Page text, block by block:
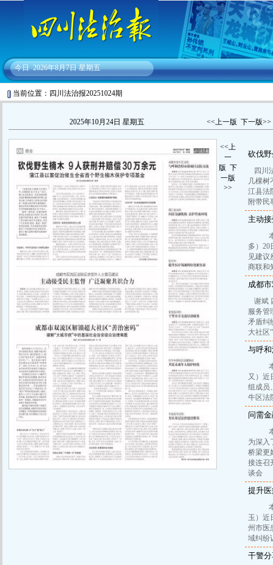
今日 2026年8月7日 星期五
当前位置：四川法治报20251024期
2025年10月24日 星期五 <<上一版 下一版>>
砍伐
四
几棵树
江县法
附带民
主动
本
多）20
见建议
商联和
成都
谢
服务管
矛盾纠
大社区
与呼
本
又）近
组成员
牛区法
问需
本
为深入
桥梁更
接连召
谈会
提升
本
玉）近
州市医
域纠纷
干警
<<上
一
版 下
一版
>>